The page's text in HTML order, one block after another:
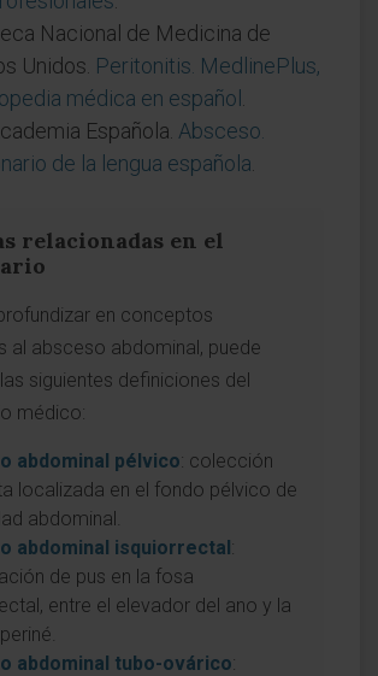
Nacional de Medicina de
Unidos. Peritonitis. MedlinePlus,
médica en español
Española. Absceso.
de la lengua española
relacionadas en el
en conceptos
al absceso abdominal, puede
siguientes definiciones del
médico:
abdominal pélvico: colección
localizada en el fondo pélvico de
abdominal.
abdominal isquiorrectal:
de pus en la fosa
entre el elevador del ano y la
abdominal tubo-ovárico: